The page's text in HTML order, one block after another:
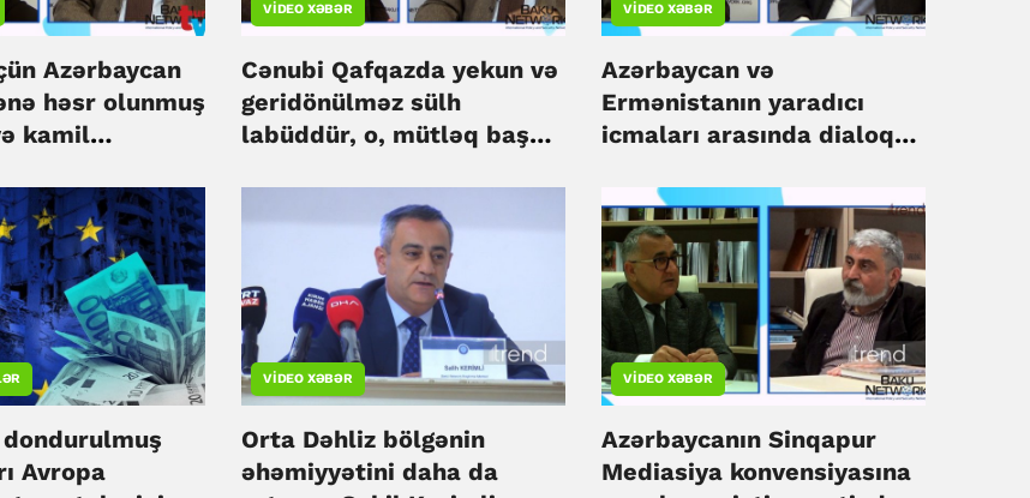
Azərbaycan
həsr olunmuş
kamil
Abbasovla
VIDEO XƏBƏR
Cənubi Qafqazda yekun və
geridönülməz sülh
labüddür, o, mütləq baş
Məmmədzadə "Tofiq
Abbasovla Dialoq"
VIDEO XƏBƏR
Azərbaycan və
Ermənistanın yaradıcı
icmaları arasında dialoqun
İnna Kostina "Tofiq
Abbasovla dialoq"
verlişində
dondurulmuş
Avropa
VIDEO XƏBƏR
Orta Dəhliz bölgənin
əhəmiyyətini daha da
VIDEO XƏBƏR
Azərbaycanın Sinqapur
Mediasiya konvensiyasına